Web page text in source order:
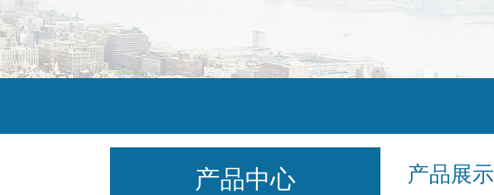
产品展示
产品中心